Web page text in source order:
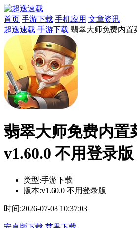
首页 手游下载 手机应用 文章资讯
超逸速载 手游下载 翡翠大师免费内置
翡翠大师免费内置
v1.60.0 不用登录版
类型:手游下载
版本:v1.60.0 不用登录版
时间:2026-07-08 10:37:03